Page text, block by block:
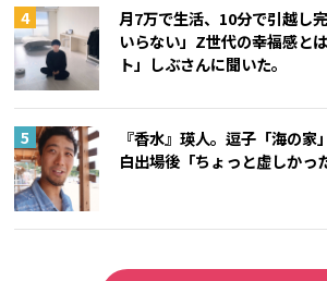
月7万で生活、10分で引越し
いらない」Z世代の幸福感と
ト」しぶさんに聞いた。
『香水』瑛人。逗子「海の
白出場後「ちょっと虚しかっ